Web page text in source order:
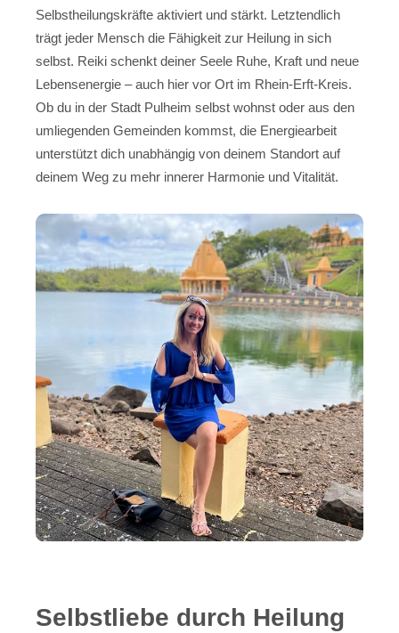
Selbstheilungskräfte aktiviert und stärkt. Letztendlich
trägt jeder Mensch die Fähigkeit zur Heilung in sich
selbst. Reiki schenkt deiner Seele Ruhe, Kraft und neue
Lebensenergie – auch hier vor Ort im Rhein-Erft-Kreis.
Ob du in der Stadt Pulheim selbst wohnst oder aus den
umliegenden Gemeinden kommst, die Energiearbeit
unterstützt dich unabhängig von deinem Standort auf
deinem Weg zu mehr innerer Harmonie und Vitalität.
Selbstliebe durch Heilung